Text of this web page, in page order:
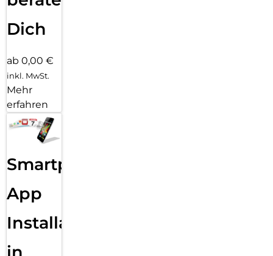
Dich
ab 0,00 €
inkl. MwSt.
Mehr
erfahren
Smartphone
App
Installation
in